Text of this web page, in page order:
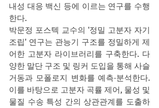
내성 대응 백신 등에 이르는 연구를 수행
한다.
박문정 포스텍 교수의 '정밀 고분자 자기
조립' 연구는 관능기 구조를 정밀하게 제
어한 고분자 라이브러리를 구축한다. 다
양한 말단 구조 및 링커 도입을 통해 사슬
거동과 모폴로지 변화를 예측·분석한다.
이를 바탕으로 고분자 곡률 제어, 물성 및
물질 수송 특성 간의 상관관계를 도출하